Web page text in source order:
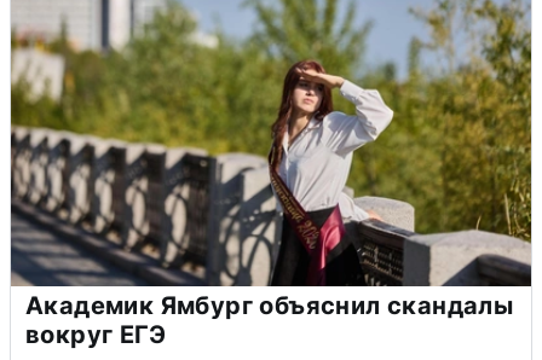
Академик Ямбург объяснил скандалы
вокруг ЕГЭ